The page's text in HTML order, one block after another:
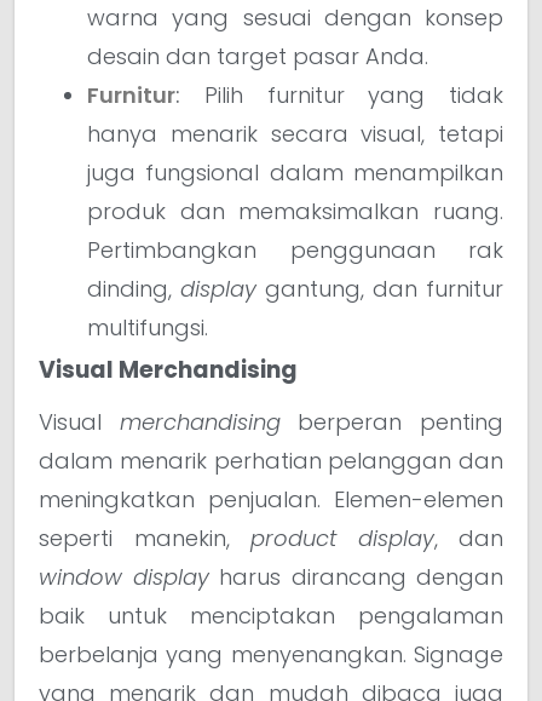
warna yang sesuai dengan konsep
desain dan target pasar Anda.
Furnitur: Pilih furnitur yang tidak
hanya menarik secara visual, tetapi
juga fungsional dalam menampilkan
produk dan memaksimalkan ruang.
Pertimbangkan penggunaan rak
dinding, display gantung, dan furnitur
multifungsi.
Visual Merchandising
Visual merchandisingberperan penting
dalam menarik perhatian pelanggan dan
meningkatkan penjualan. Elemen-elemen
seperti manekin, product display, dan
window displayharus dirancang dengan
baik untuk menciptakan pengalaman
berbelanja yang menyenangkan. Signage
yang menarik dan mudah dibaca juga